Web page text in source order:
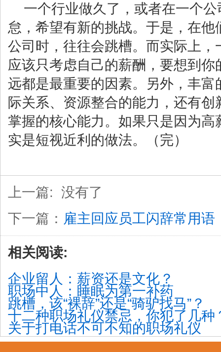
一个行业做久了，或者在一个公
怠，希望有新的挑战。于是，在
公司时，往往会跳槽。而实际上
应该只考虑自己的薪酬，要想到
远都是最重要的因素。另外，丰
际关系、资源整合的能力，还有
掌握的核心能力。如果只是因为
实是短视近利的做法。（完）
上一篇: 没有了
下一篇： 雇主回应员工闪辞常用
相关阅读:
企业留人：薪资还是文化？
职场中人：睡眠为第一补药
跳槽，该“裸辞”还是“骑驴找马”？
十二种职场礼仪禁忌，你犯了几种
关于打电话不可不知的职场礼仪